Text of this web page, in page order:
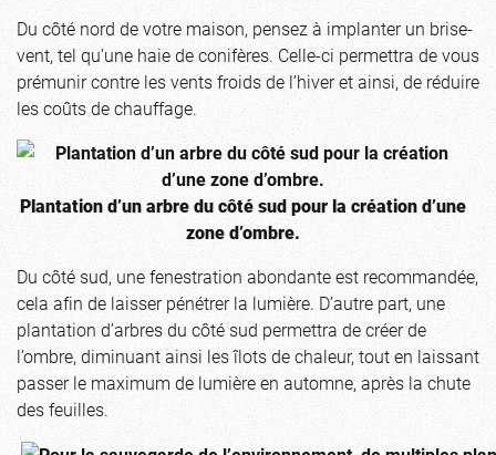
Du côté nord de votre maison, pensez à implanter un brise-
vent, tel qu’une haie de conifères. Celle-ci permettra de vous
prémunir contre les vents froids de l’hiver et ainsi, de réduire
les coûts de chauffage.
Plantation d’un arbre du côté sud pour la création d’une
zone d’ombre.
Du côté sud, une fenestration abondante est recommandée,
cela afin de laisser pénétrer la lumière. D’autre part, une
plantation d’arbres du côté sud permettra de créer de
l’ombre, diminuant ainsi les îlots de chaleur, tout en laissant
passer le maximum de lumière en automne, après la chute
des feuilles.